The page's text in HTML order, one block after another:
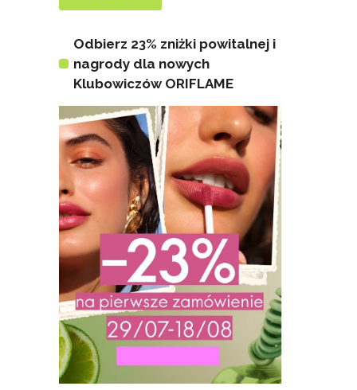
Odbierz 23% zniżki powitalnej i
nagrody dla nowych
Klubowiczów ORIFLAME